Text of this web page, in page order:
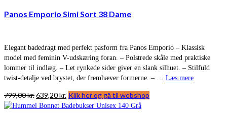
Panos Emporio Simi Sort 38 Dame
Elegant badedragt med perfekt pasform fra Panos Emporio – Klassisk
model med feminin V-udskæring foran. – Polstrede skåle med praktiske
lommer til indlæg. – Let rynkede sider giver en slank silhuet. – Stilfuld
twist-detalje ved brystet, der fremhæver formerne. – … Læs mere
799,00kr.Den
oprindelige
639,20kr. Den
aktuelle
Klik her og gå til webshop